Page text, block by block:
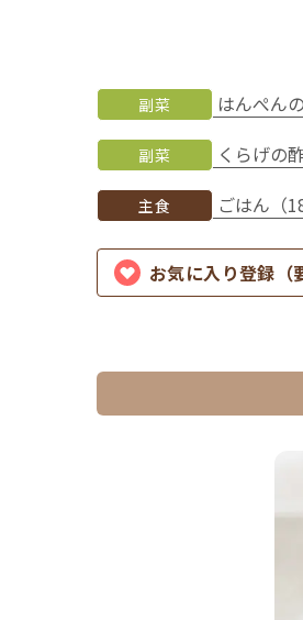
副菜 はんぺん
副菜 くらげの
主食 ごはん（
お気に入り登録（